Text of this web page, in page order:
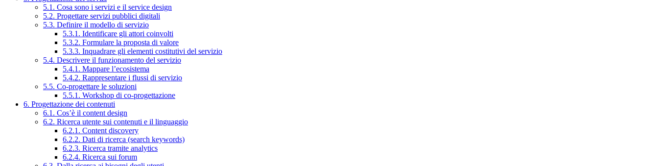
5.1. Cosa sono i servizi e il service design
5.2. Progettare servizi pubblici digitali
5.3. Definire il modello di servizio
5.3.1. Identificare gli attori coinvolti
5.3.2. Formulare la proposta di valore
5.3.3. Inquadrare gli elementi costitutivi del servizio
5.4. Descrivere il funzionamento del servizio
5.4.1. Mappare l’ecosistema
5.4.2. Rappresentare i flussi di servizio
5.5. Co-progettare le soluzioni
5.5.1. Workshop di co-progettazione
6. Progettazione dei contenuti
6.1. Cos’è il content design
6.2. Ricerca utente sui contenuti e il linguaggio
6.2.1. Content discovery
6.2.2. Dati di ricerca (search keywords)
6.2.3. Ricerca tramite analytics
6.2.4. Ricerca sui forum